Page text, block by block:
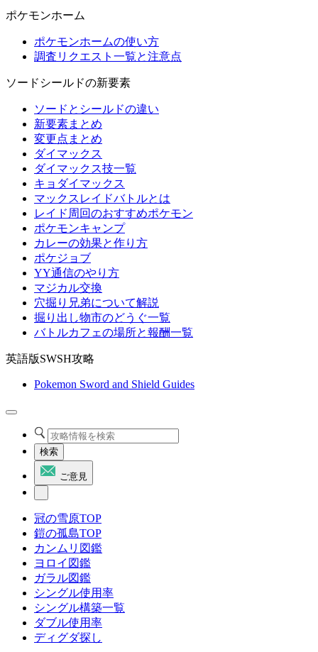
ポケモンホーム
ポケモンホームの使い方
調査リクエスト一覧と注意点
ソードシールドの新要素
ソードとシールドの違い
新要素まとめ
変更点まとめ
ダイマックス
ダイマックス技一覧
キョダイマックス
マックスレイドバトルとは
レイド周回のおすすめポケモン
ポケモンキャンプ
カレーの効果と作り方
ポケジョブ
YY通信のやり方
マジカル交換
穴掘り兄弟について解説
掘り出し物市のどうぐ一覧
バトルカフェの場所と報酬一覧
英語版SWSH攻略
Pokemon Sword and Shield Guides
検索
ご意見
冠の雪原TOP
鎧の孤島TOP
カンムリ図鑑
ヨロイ図鑑
ガラル図鑑
シングル使用率
シングル構築一覧
ダブル使用率
ディグダ探し